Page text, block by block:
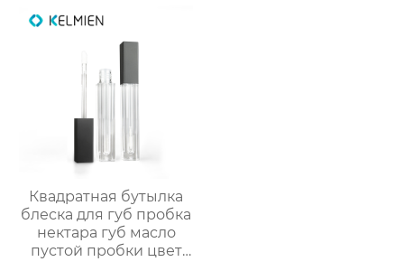
фундамент оболочки
защелки крышка
глянцевый УФ
квадратных
пластиковых оболочек
Квадратная бутылка
блеска для губ пробка
нектара губ масло
пустой пробки цвет